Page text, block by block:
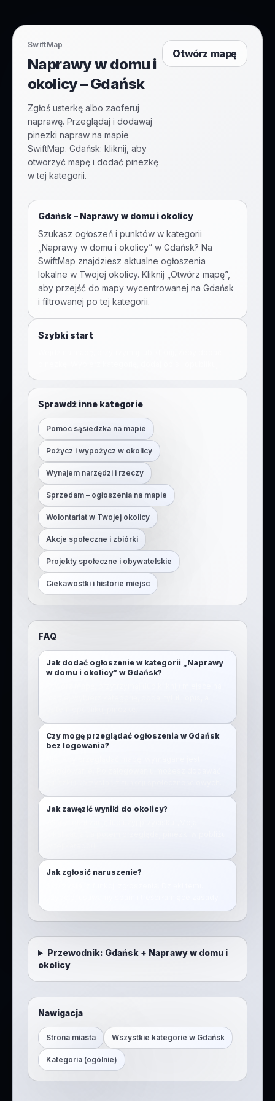
SwiftMap
Naprawy w domu i
okolicy – Gdańsk
Zgłoś usterkę albo zaoferuj
naprawę. Przeglądaj i dodawaj
pinezki napraw na mapie
SwiftMap. Gdańsk: kliknij, aby
otworzyć mapę i dodać pinezkę
w tej kategorii.
Otwórz mapę
Gdańsk– Naprawy w domu i okolicy
Szukasz ogłoszeń i punktów w kategorii
Naprawy w domu i okolicy” w Gdańsk? Na
SwiftMap znajdziesz aktualne ogłoszenia
lokalne w Twojej okolicy. Kliknij „Otwórz mapę”,
aby przejść do mapy wycentrowanej na Gdańsk
i filtrowanej po tej kategorii.
Szybki start
Sprawdź inne kategorie
Pomoc sąsiedzka na mapie
Pożycz i wypożycz w okolicy
Wynajem narzędzi i rzeczy
Sprzedam – ogłoszenia na mapie
Wolontariat w Twojej okolicy
Akcje społeczne i zbiórki
Projekty społeczne i obywatelskie
Ciekawostki i historie miejsc
FAQ
Jak dodać ogłoszenie w kategorii „Naprawy
w domu i okolicy” w Gdańsk?
Czy mogę przeglądać ogłoszenia w Gdańsk
bez logowania?
Jak zawęzić wyniki do okolicy?
Jak zgłosić naruszenie?
Przewodnik: Gdańsk+ Naprawy w domu i
okolicy
Nawigacja
Strona miasta Wszystkie kategorie w Gdańsk
Kategoria (ogólnie)